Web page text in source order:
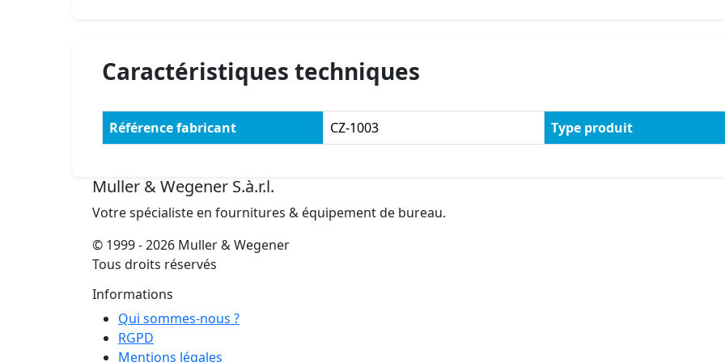
Caractéristiques techniques
Référence fabricant CZ-1003 Type produit
Muller & Wegener S.à.r.l.
Votre spécialiste en fournitures & équipement de bureau.
© 1999 - 2026 Muller & Wegener
Tous droits réservés
Informations
Qui sommes-nous ?
RGPD
Mentions légales